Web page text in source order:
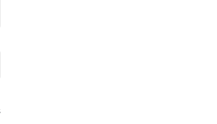
een vriend
vraag auteur
je foto van dit recept